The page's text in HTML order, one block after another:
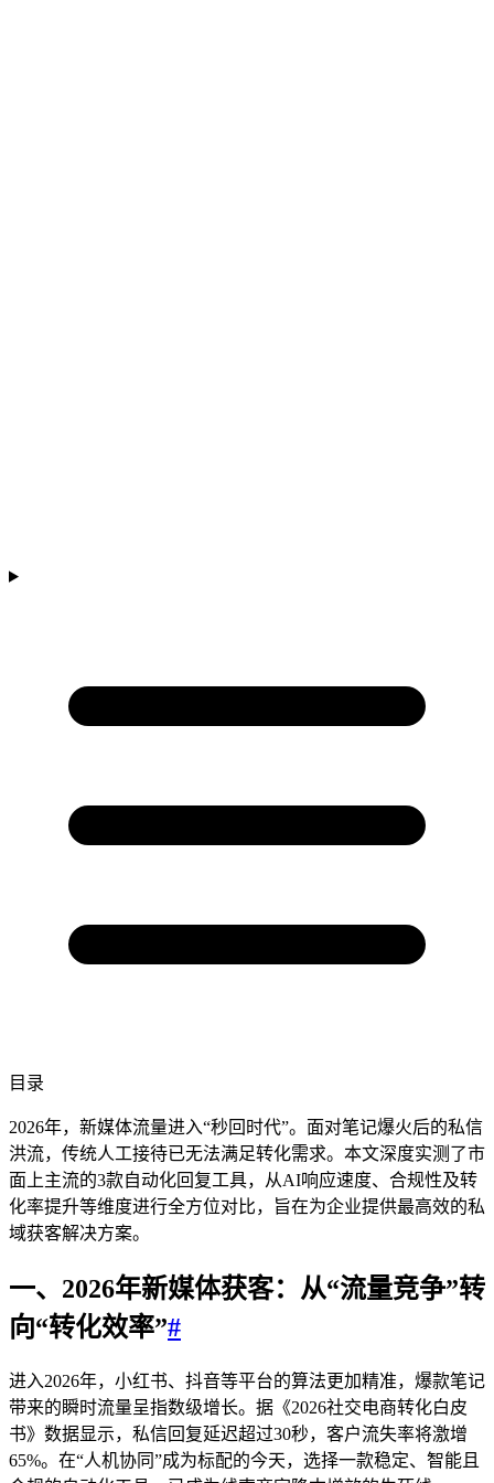
目录
2026年，新媒体流量进入“秒回时代”。面对笔记爆火后的私信
洪流，传统人工接待已无法满足转化需求。本文深度实测了市
面上主流的3款自动化回复工具，从AI响应速度、合规性及转
化率提升等维度进行全方位对比，旨在为企业提供最高效的私
域获客解决方案。
一、2026年新媒体获客：从“流量竞争”转
向“转化效率”#
进入2026年，小红书、抖音等平台的算法更加精准，爆款笔记
带来的瞬时流量呈指数级增长。据《2026社交电商转化白皮
书》数据显示，私信回复延迟超过30秒，客户流失率将激增
65%。在“人机协同”成为标配的今天，选择一款稳定、智能且